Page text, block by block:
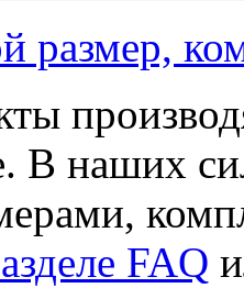
размер,
В наших
FAQ